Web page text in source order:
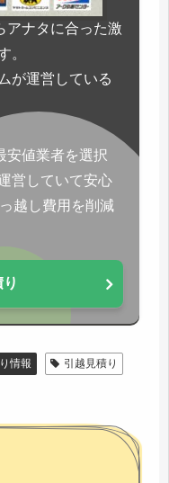
アナタに合った激
。
が運営している
安値業者を選択
営していて安心
越し費用を削減
情報
引越見積り